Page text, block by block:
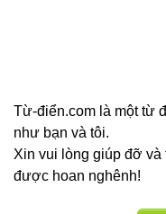
Từ-điển.com là một từ
như bạn và tôi.
Xin vui lòng giúp đỡ và
được hoan nghênh!